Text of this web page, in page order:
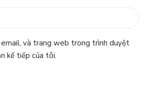
và trang web trong trình duyệt
kế tiếp của tôi.